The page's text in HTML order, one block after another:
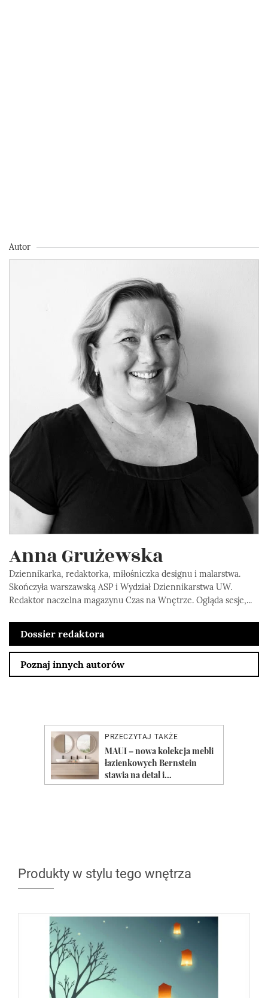
Autor
Anna Grużewska
Dziennikarka, redaktorka, miłośniczka designu i malarstwa.
Skończyła warszawską ASP i Wydział Dziennikarstwa UW.
Redaktor naczelna magazynu Czas na Wnętrze. Ogląda sesje,...
Dossier redaktora
Poznaj innych autorów
Produkty w stylu tego wnętrza